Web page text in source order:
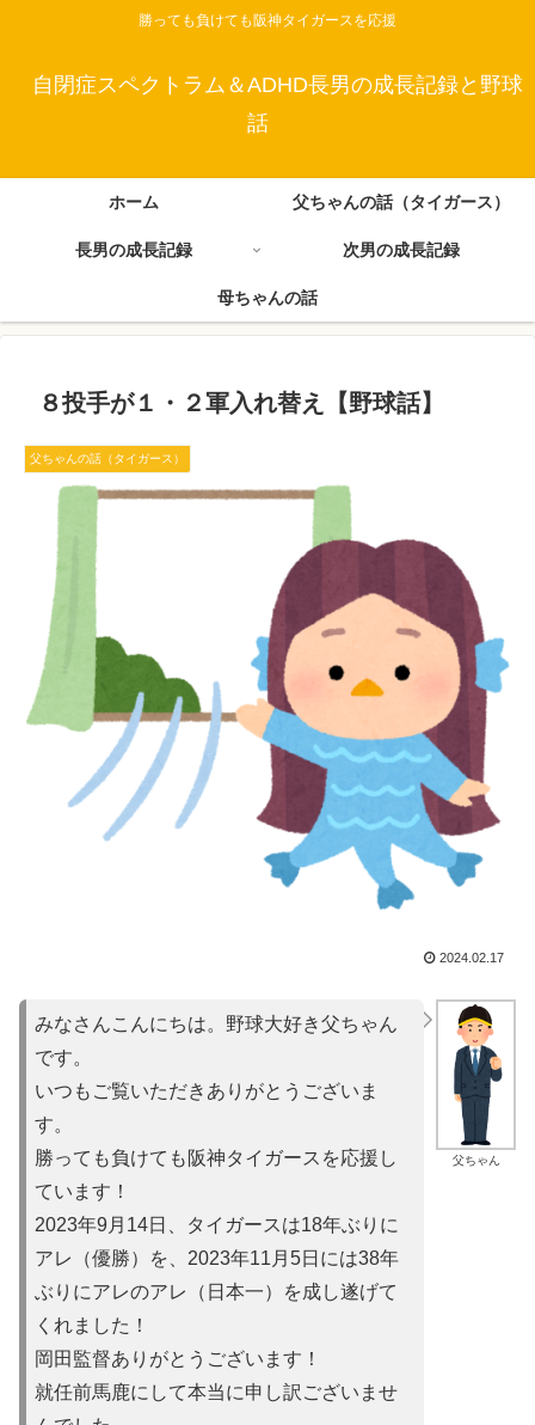
勝っても負けても阪神タイガースを応援
自閉症スペクトラム＆ADHD長男の成長記録と野球
話
ホーム 父ちゃんの話（タイガース）
長男の成長記録 次男の成長記録
母ちゃんの話
８投手が１・２軍入れ替え【野球話】
父ちゃんの話（タイガース）
2024.02.17
父ちゃん
みなさんこんにちは。野球大好き父ちゃん
です。
いつもご覧いただきありがとうございま
す。
勝っても負けても阪神タイガースを応援し
ています！
2023年9月14日、タイガースは18年ぶりに
アレ（優勝）を 、2023年11月5日には38年
ぶりにアレのアレ（日本一）を成し遂げて
くれました！
岡田監督ありがとうございます！
就任前馬鹿にして本当に申し訳ございませ